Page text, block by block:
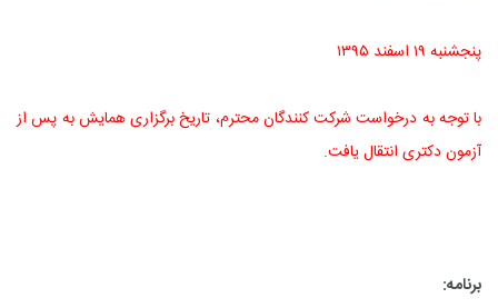
پنجشنبه ۱۹ اسفند ۱۳۹۵
با توجه به درخواست شرکت کنندگان محترم، تاریخ برگزاری همایش به پس از
آزمون دکتری انتقال یافت.
برنامه: